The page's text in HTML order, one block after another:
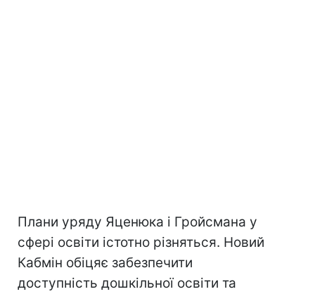
Плани уряду Яценюка і Гройсмана у
сфері освіти істотно різняться. Новий
Кабмін обіцяє забезпечити
доступність дошкільної освіти та